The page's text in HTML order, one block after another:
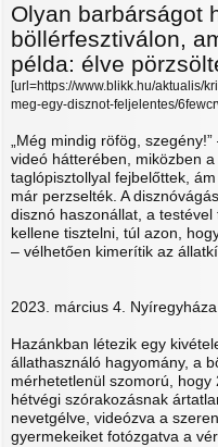
Olyan barbárságot
böllérfesztiválon,
példa: élve
[url=https://www.blikk.hu/aktualis/
meg-egy-disznot-feljelentes/
„Még mindig röfög,
videó hátterében, miközben
taglópisztollyal fejbelőttek,
már perzselték. A
disznó haszonállat, a
kellene tisztelni, túl azon,
– vélhetően kimerítik az
2023. március 4.
Hazánkban létezik egy
állathasználó hagyomány, a
mérhetetlenül szomorú,
hétvégi szórakozásnak
nevetgélve, videózva a
gyermekeiket fotózgatva a